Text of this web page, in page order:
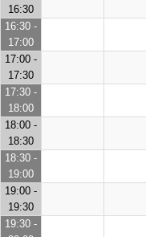
16:30
16:30 -
17:00
17:00 -
17:30
17:30 -
18:00
18:00 -
18:30
18:30 -
19:00
19:00 -
19:30
19:30 -